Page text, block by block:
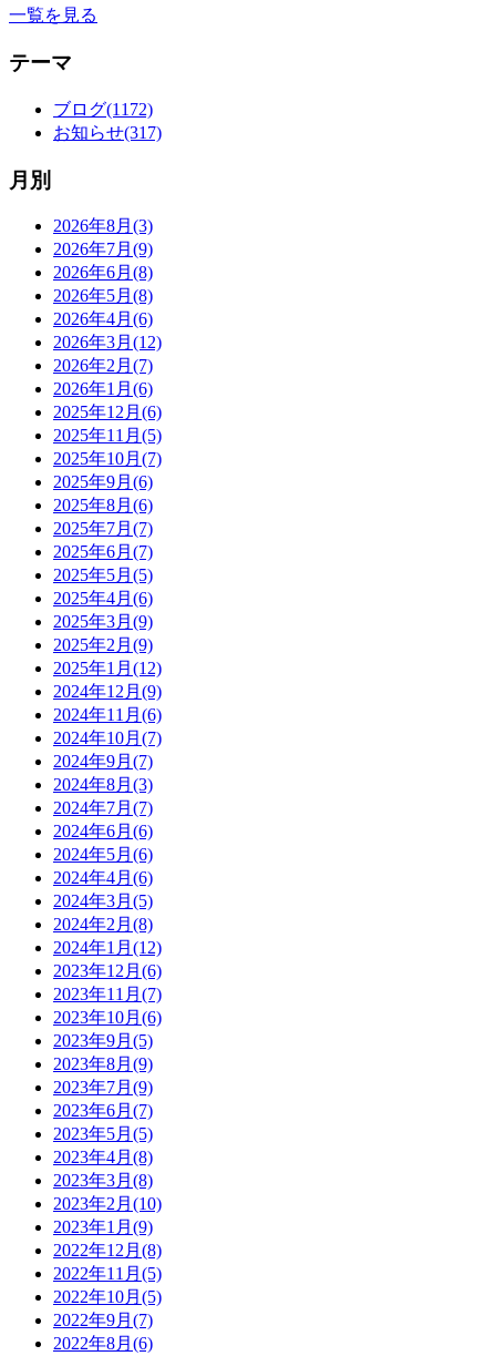
一覧を見る
テーマ
ブログ(1172)
お知らせ(317)
月別
2026年8月(3)
2026年7月(9)
2026年6月(8)
2026年5月(8)
2026年4月(6)
2026年3月(12)
2026年2月(7)
2026年1月(6)
2025年12月(6)
2025年11月(5)
2025年10月(7)
2025年9月(6)
2025年8月(6)
2025年7月(7)
2025年6月(7)
2025年5月(5)
2025年4月(6)
2025年3月(9)
2025年2月(9)
2025年1月(12)
2024年12月(9)
2024年11月(6)
2024年10月(7)
2024年9月(7)
2024年8月(3)
2024年7月(7)
2024年6月(6)
2024年5月(6)
2024年4月(6)
2024年3月(5)
2024年2月(8)
2024年1月(12)
2023年12月(6)
2023年11月(7)
2023年10月(6)
2023年9月(5)
2023年8月(9)
2023年7月(9)
2023年6月(7)
2023年5月(5)
2023年4月(8)
2023年3月(8)
2023年2月(10)
2023年1月(9)
2022年12月(8)
2022年11月(5)
2022年10月(5)
2022年9月(7)
2022年8月(6)